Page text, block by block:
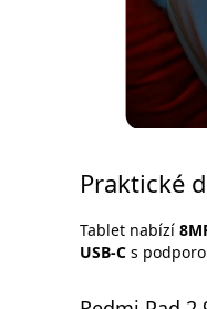
Praktické
Tablet nabízí
USB-C s